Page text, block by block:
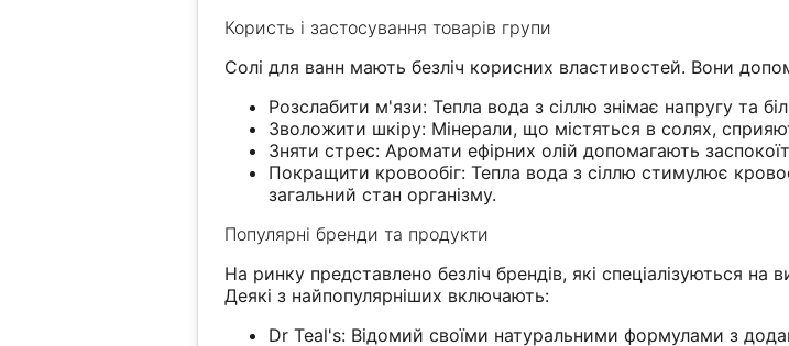
Користь і застосування товарів групи
Солі для ванн мають безліч корисних властивостей. Вони
Розслабити м'язи: Тепла вода з сіллю знімає напругу та
Зволожити шкіру: Мінерали, що містяться в солях,
Зняти стрес: Аромати ефірних олій допомагають
Покращити кровообіг: Тепла вода з сіллю стимулює
загальний стан організму.
Популярні бренди та продукти
На ринку представлено безліч брендів, які спеціалізуються на
Деякі з найпопулярніших включають:
Dr Teal's: Відомий своїми натуральними формулами з